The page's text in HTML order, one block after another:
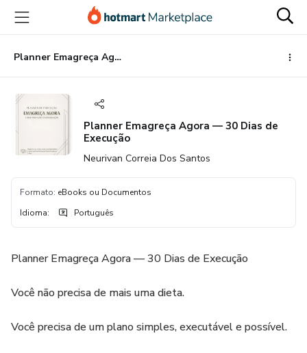
para
conteúdo
principal
para
pagamento
para
rodapé
Planner Emagreça Agora — 30 Dias de Execução
Planner Emagreça Agora — 30 Dias de
Execução
Neurivan Correia Dos Santos
Formato: eBooks ou Documentos
Idioma: Português
Planner Emagreça Agora — 30 Dias de Execução
Você não precisa de mais uma dieta.
Você precisa de um plano simples, executável e possível.